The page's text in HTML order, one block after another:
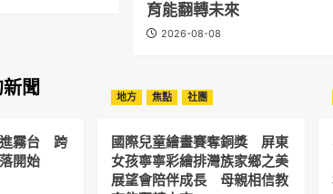
育能翻轉未來
2026-08-08
聞
進霧台 跨
開始
地方 焦點 社團
國際兒童繪畫賽奪銅獎 屏東
女孩寧寧彩繪排灣族家鄉之美
展望會陪伴成長 母親相信教